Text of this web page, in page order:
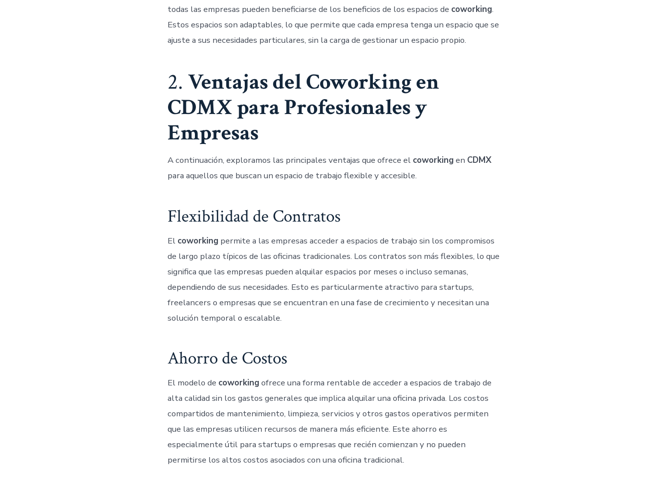
todas las empresas pueden beneficiarse de los beneficios de los espacios de coworking.
Estos espacios son adaptables, lo que permite que cada empresa tenga un espacio que se
ajuste a sus necesidades particulares, sin la carga de gestionar un espacio propio.
2. Ventajas del Coworking en
CDMX para Profesionales y
Empresas
A continuación, exploramos las principales ventajas que ofrece el coworking en CDMX
para aquellos que buscan un espacio de trabajo flexible y accesible.
Flexibilidad de Contratos
El coworking permite a las empresas acceder a espacios de trabajo sin los compromisos
de largo plazo típicos de las oficinas tradicionales. Los contratos son más flexibles, lo que
significa que las empresas pueden alquilar espacios por meses o incluso semanas,
dependiendo de sus necesidades. Esto es particularmente atractivo para startups,
freelancers o empresas que se encuentran en una fase de crecimiento y necesitan una
solución temporal o escalable.
Ahorro de Costos
El modelo de coworking ofrece una forma rentable de acceder a espacios de trabajo de
alta calidad sin los gastos generales que implica alquilar una oficina privada. Los costos
compartidos de mantenimiento, limpieza, servicios y otros gastos operativos permiten
que las empresas utilicen recursos de manera más eficiente. Este ahorro es
especialmente útil para startups o empresas que recién comienzan y no pueden
permitirse los altos costos asociados con una oficina tradicional.